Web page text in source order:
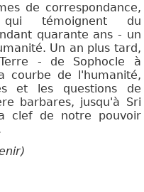
de correspondance,
témoignent du
quarante ans - un
Un an plus tard,
- de Sophocle à
courbe de l'humanité,
et les questions de
barbares, jusqu'à Sri
clef de notre pouvoir